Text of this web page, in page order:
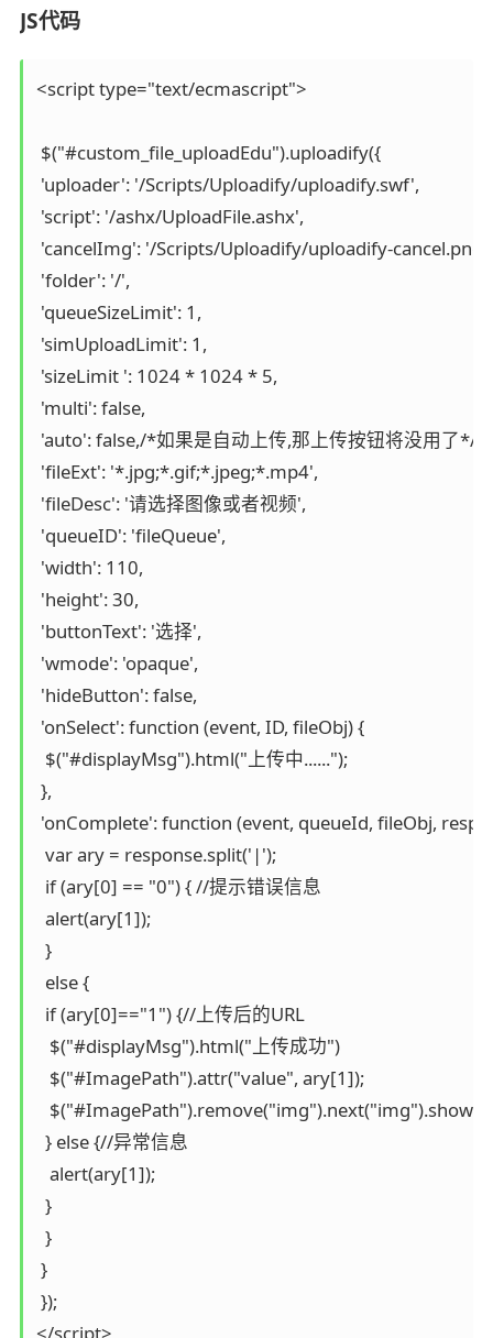
JS代码
<script type="text/ecmascript">
$("#custom_file_uploadEdu").uploadify({
'uploader': '/Scripts/Uploadify/uploadify.swf',
'script': '/ashx/UploadFile.ashx',
'cancelImg': '/Scripts/Uploadify/uploadify-cancel.png',
'folder': '/',
'queueSizeLimit': 1,
'simUploadLimit': 1,
'sizeLimit ': 1024 * 1024 * 5,
'multi': false,
'auto': false,/*如果是自动上传,那上传按钮将没用了*/
'fileExt': '*.jpg;*.gif;*.jpeg;*.mp4',
'fileDesc': '请选择图像或者视频',
'queueID': 'fileQueue',
'width': 110,
'height': 30,
'buttonText': '选择',
'wmode': 'opaque',
'hideButton': false,
'onSelect': function (event, ID, fileObj) {
  $("#displayMsg").html("上传中......");
},
'onComplete': function (event, queueId, fileObj,
  var ary = response.split('|');
  if (ary[0] == "0") { //提示错误信息
  alert(ary[1]);
  }
  else {
  if (ary[0]=="1") {//上传后的URL
   $("#displayMsg").html("上传成功")
   $("#ImagePath").attr("value", ary[1]);
  } else {//异常信息
   alert(ary[1]);
  }
  }
}
});
</script>